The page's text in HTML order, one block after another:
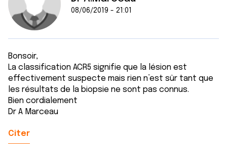
08/06/2019 - 21:01
Bonsoir,
La classification ACR5 signifie que la lésion est
effectivement suspecte mais rien n’est sûr tant que
les résultats de la biopsie ne sont pas connus.
Bien cordialement
Dr A Marceau
Citer